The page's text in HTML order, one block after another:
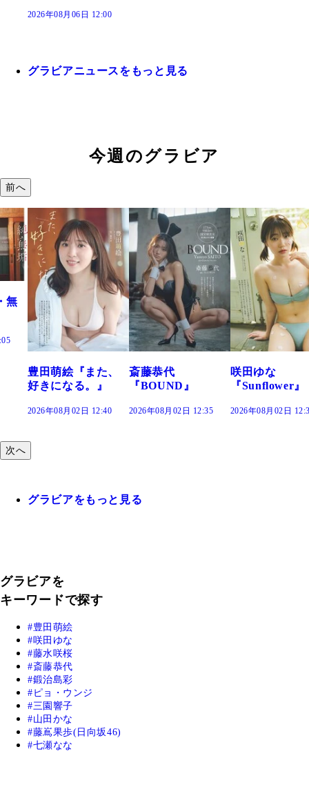
2026年08月06日 12:00
グラビアニュースをもっと見る
今週のグラビア
前へ
斎藤恭代
『BOUND』
2026年08月02日 12:35
咲田ゆな
『Sunflower』
2026年08月02日 12:30
藤水咲桜『花
だまり』
2026年08月02日
次へ
グラビアをもっと見る
グラビアを
キーワードで探す
豊田萌絵
咲田ゆな
藤水咲桜
斎藤恭代
鍛治島彩
ピョ・ウンジ
三園響子
山田かな
藤嶌果歩(日向坂46)
七瀬なな